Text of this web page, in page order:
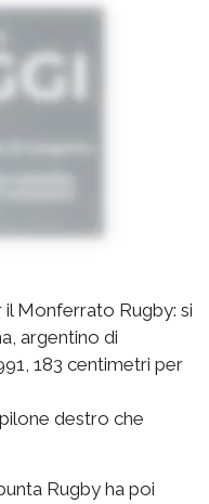
Monferrato Rugby: si
argentino di
183 centimetri per
destro che
Rugby ha poi